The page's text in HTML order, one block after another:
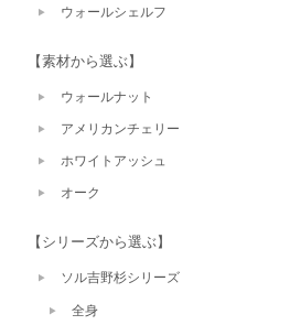
ウォールシェルフ
【素材から選ぶ】
ウォールナット
アメリカンチェリー
ホワイトアッシュ
オーク
【シリーズから選ぶ】
ソル吉野杉シリーズ
全身